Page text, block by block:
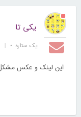
یکی تا
یک ستاره ⋆ |
این لینک و عکس مشکل